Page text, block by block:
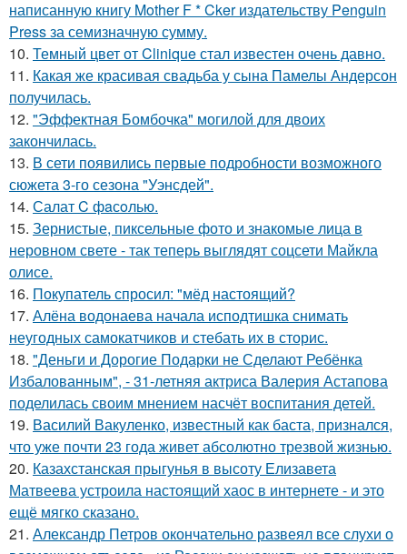
написанную книгу Mother F * Cker издательству Penguin
Press за семизначную сумму.
10. Темный цвет от Clinique стал известен очень давно.
11. Какая же красивая свадьба у сына Памелы Андерсон
получилась.
12. "Эффектная Бомбочка" могилой для двоих
закончилась.
13. В сети появились первые подробности возможного
сюжета 3-го сезона "Уэнсдей".
14. Салат C фaсoлью.
15. Зернистые, пиксельные фото и знакомые лица в
неровном свете - так теперь выглядят соцсети Майкла
олисе.
16. Покупатель спросил: "мёд настоящий?
17. Алёна водонаева начала исподтишка снимать
неугодных самокатчиков и стебать их в сторис.
18. "Деньги и Дорогие Подарки не Сделают Ребёнка
Избалованным", - 31-летняя актриса Валерия Астапова
поделилась своим мнением насчёт воспитания детей.
19. Василий Вакуленко, известный как баста, признался,
что уже почти 23 года живет абсолютно трезвой жизнью.
20. Казахстанская прыгунья в высоту Елизавета
Матвеева устроила настоящий хаос в интернете - и это
ещё мягко сказано.
21. Александр Петров окончательно развеял все слухи о